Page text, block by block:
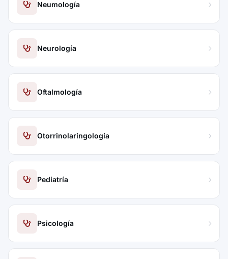
Neumología
Neurología
Oftalmología
Otorrinolaringología
Pediatría
Psicología